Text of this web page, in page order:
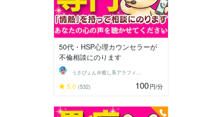
50代・HSP心理カウンセラーが
不倫相談にのります
5.0 (532) 100円/分